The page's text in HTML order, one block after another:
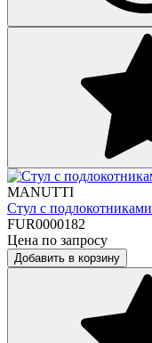
MANUTTI
Стул с подлокотниками
FUR0000182
Цена по запросу
Добавить в корзину